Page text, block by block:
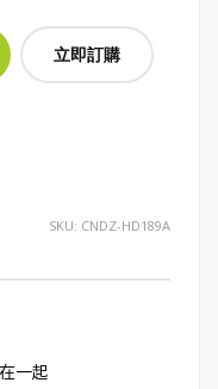
立即訂購
SKU: CNDZ-HD189A
一起